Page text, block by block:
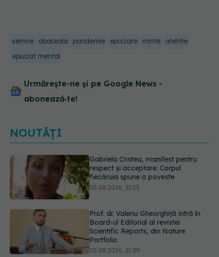
semne oboseala pandemie epuizare minte
atentie
epuizat mental
Urmărește-ne și pe Google News -
abonează‑te!
NOUTĂȚI
Prof. dr. Valeriu Gheorghiță intră în
Board-ul Editorial al revistei
Scientific Reports, din Nature
Testul de 10 minute care poate
arăta dacă ai nevoie de statine,
chiar dacă ai colesterolul normal
05.08.2026, 19:42